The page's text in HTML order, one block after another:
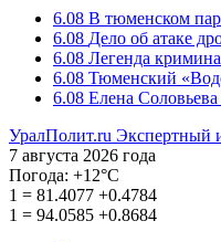
6.08 В тюменском
6.08 Дело об атаке
6.08 Легенда
6.08 Тюменский
6.08 Елена
УралПолит.ru Экспертный
7 августа 2026 года
Погода: +12°С
1 = 81.4077 +0.4784
1 = 94.0585 +0.8684